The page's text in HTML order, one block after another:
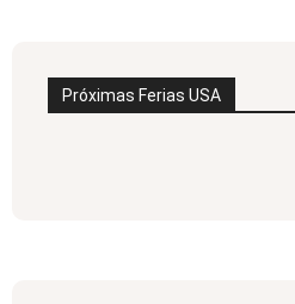
Próximas Ferias USA